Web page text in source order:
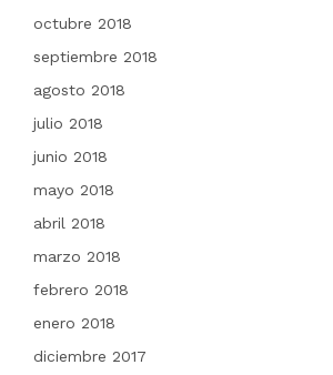
octubre 2018
septiembre 2018
agosto 2018
julio 2018
junio 2018
mayo 2018
abril 2018
marzo 2018
febrero 2018
enero 2018
diciembre 2017